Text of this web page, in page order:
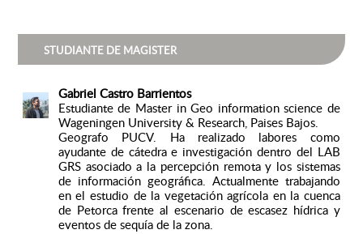
STUDIANTE DE MAGISTER
Gabriel Castro Barrientos
Estudiante de Master in Geo information science de
Wageningen University & Research, Paises Bajos.
Geografo PUCV. Ha realizado labores como
ayudante de cátedra e investigación dentro del LAB
GRS asociado a la percepción remota y los sistemas
de información geográfica. Actualmente trabajando
en el estudio de la vegetación agrícola en la cuenca
de Petorca frente al escenario de escasez hídrica y
eventos de sequía de la zona.